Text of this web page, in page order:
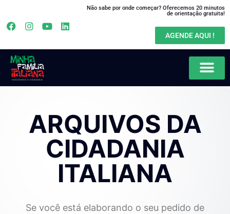
Não sabe por onde começar? Oferecemos 20 minutos
de orientação gratuita!
AGENDE AQUI !
ARQUIVOS DA
CIDADANIA
ITALIANA​
Se você está elaborando o seu pedido de